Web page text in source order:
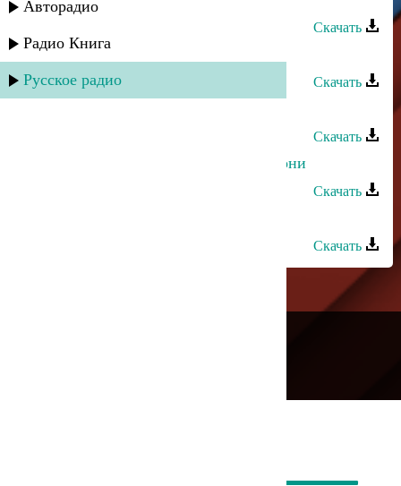
Авторадио
Радио Книга
Русское радио
Скачать
Нурулла Раджабов - Огонь любви
Скачать
Скачать
Кристина Азизханова - Меня не гони
Скачать
Скачать